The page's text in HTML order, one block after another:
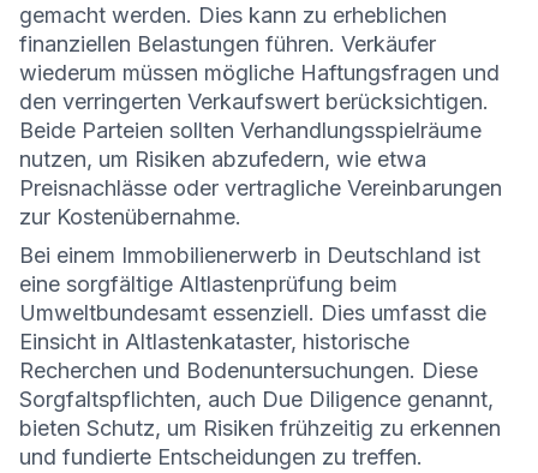
gemacht werden. Dies kann zu erheblichen
finanziellen Belastungen führen. Verkäufer
wiederum müssen mögliche Haftungsfragen und
den verringerten Verkaufswert berücksichtigen.
Beide Parteien sollten Verhandlungsspielräume
nutzen, um Risiken abzufedern, wie etwa
Preisnachlässe oder vertragliche Vereinbarungen
zur Kostenübernahme.
Bei einem Immobilienerwerb in Deutschland ist
eine sorgfältige Altlastenprüfung beim
Umweltbundesamt essenziell. Dies umfasst die
Einsicht in Altlastenkataster, historische
Recherchen und Bodenuntersuchungen. Diese
Sorgfaltspflichten, auch Due Diligence genannt,
bieten Schutz, um Risiken frühzeitig zu erkennen
und fundierte Entscheidungen zu treffen.